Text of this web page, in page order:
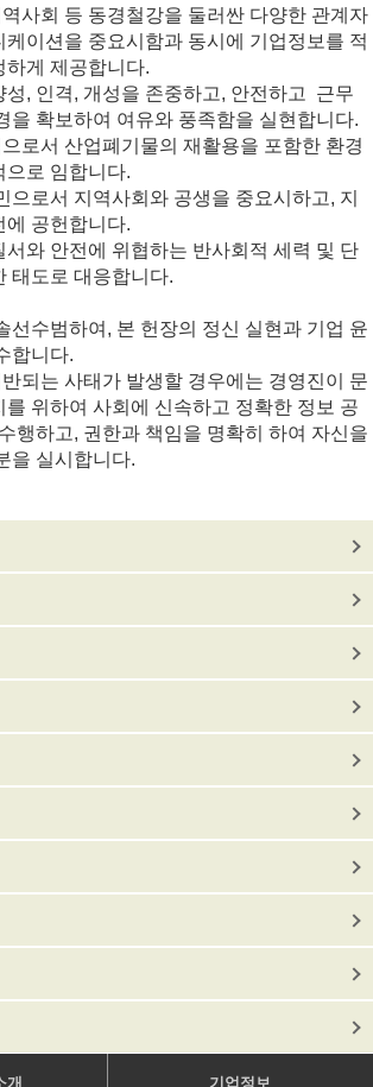
사회 등 동경철강을 둘러싼 다양한 관계자
케이션을 중요시함과 동시에 기업정보를 적
하게 제공합니다.
성, 인격, 개성을 존중하고, 안전하고 근무
을 확보하여 여유와 풍족함을 실현합니다.
로서 산업폐기물의 재활용을 포함한 환경
으로 임합니다.
으로서 지역사회와 공생을 중요시하고, 지
에 공헌합니다.
서와 안전에 위협하는 반사회적 세력 및 단
태도로 대응합니다.
선수범하여, 본 헌장의 정신 실현과 기업 윤
합니다.
되는 사태가 발생할 경우에는 경영진이 문
위하여 사회에 신속하고 정확한 정보 공
행하고, 권한과 책임을 명확히 하여 자신을
을 실시합니다.
개 기업정보